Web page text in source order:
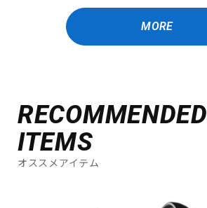
MORE
RECOMMENDED
ITEMS
オススメアイテム